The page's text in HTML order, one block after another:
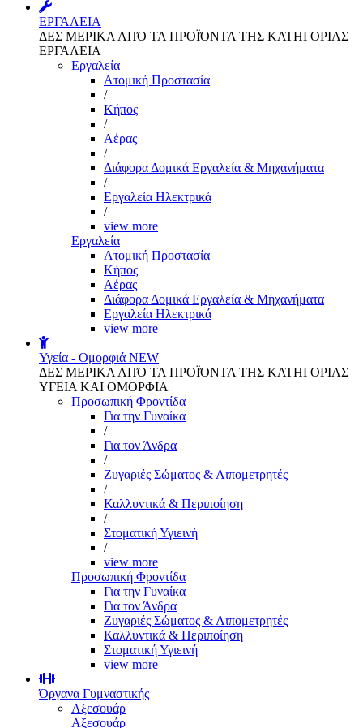
ΕΡΓΑΛΕΙΑ
ΔΕΣ ΜΕΡΙΚΑ ΑΠΌ ΤΑ ΠΡΟΪΌΝΤΑ ΤΗΣ ΚΑΤΗΓΟΡΙΑΣ
ΕΡΓΑΛΕΙΑ
Εργαλεία
Aτομική Προστασία
/
Kήπος
/
Αέρας
/
Διάφορα Δομικά Εργαλεία & Μηχανήματα
/
Εργαλεία Ηλεκτρικά
/
view more
Εργαλεία
Aτομική Προστασία
Kήπος
Αέρας
Διάφορα Δομικά Εργαλεία & Μηχανήματα
Εργαλεία Ηλεκτρικά
view more
Υγεία - Ομορφιά NEW
ΔΕΣ ΜΕΡΙΚΑ ΑΠΌ ΤΑ ΠΡΟΪΌΝΤΑ ΤΗΣ ΚΑΤΗΓΟΡΙΑΣ
ΥΓΕΙΑ ΚΑΙ ΟΜΟΡΦΙΑ
Προσωπική Φροντίδα
Για την Γυναίκα
/
Για τον Άνδρα
/
Ζυγαριές Σώματος & Λιπομετρητές
/
Καλλυντικά & Περιποίηση
/
Στοματική Υγιεινή
/
view more
Προσωπική Φροντίδα
Για την Γυναίκα
Για τον Άνδρα
Ζυγαριές Σώματος & Λιπομετρητές
Καλλυντικά & Περιποίηση
Στοματική Υγιεινή
view more
Όργανα Γυμναστικής
Αξεσουάρ
Αξεσουάρ